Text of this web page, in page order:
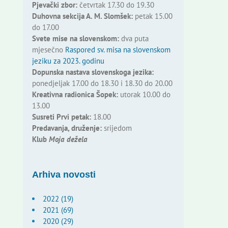
Pjevački zbor:četvrtak 17.30 do 19.30
Duhovna sekcija A. M. Slomšek:petak 15.00
do 17.00
Svete mise na slovenskom:dva puta
mjesečno Raspored sv. misa na slovenskom
jeziku za 2023. godinu
Dopunska nastava slovenskoga jezika:
ponedjeljak 17.00 do 18.30 i 18.30 do 20.00
Kreativna radionica Šopek:utorak 10.00 do
13.00
Susreti Prvi petak:18.00
Predavanja, druženje:srijedom
Klub Moja dežela
Arhiva novosti
2022 (19)
2021 (69)
2020 (29)